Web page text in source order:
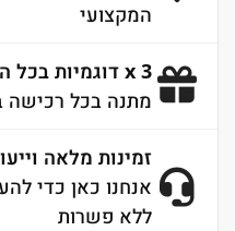
המקצועי
3 x דוגמיות בכל הזמנה
מתנה בכל רכישה
זמינות מלאה וייעוץ
אנחנו כאן כדי
ללא פשרות